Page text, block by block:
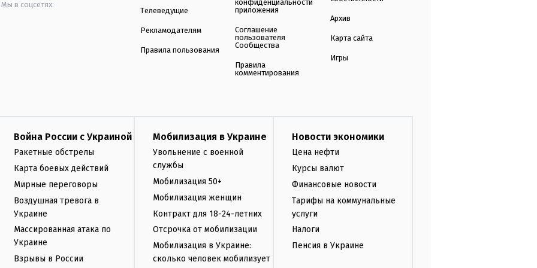
Мы в соцсетях:
Телеведущие
Рекламодателям
Правила пользования
конфиденциальности
приложения
Соглашение
пользователя
Сообщества
Правила
комментирования
Архив
Карта сайта
Игры
Война России с Украиной
Ракетные обстрелы
Карта боевых действий
Мирные переговоры
Воздушная тревога в
Украине
Массированная атака по
Украине
Взрывы в России
Мобилизация в Украине
Увольнение с военной
службы
Мобилизация 50+
Мобилизация женщин
Контракт для 18-24-летних
Отсрочка от мобилизации
Мобилизация в Украине:
сколько человек мобилизует
Новости экономики
Цена нефти
Курсы валют
Финансовые новости
Тарифы на коммунальные
услуги
Налоги
Пенсия в Украине